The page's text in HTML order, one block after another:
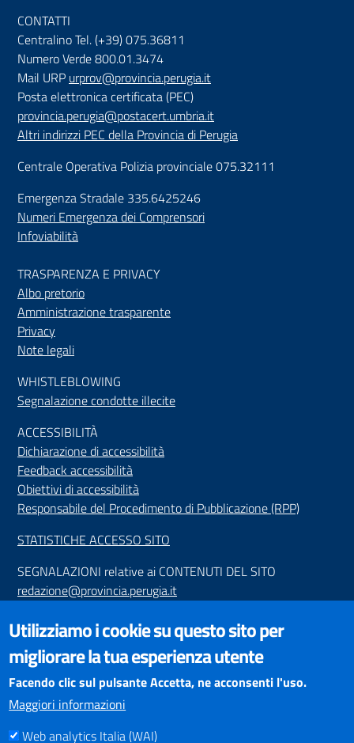
CONTATTI
Centralino Tel. (+39) 075.36811
Numero Verde 800.01.3474
Mail URP urprov@provincia.perugia.it
Posta elettronica certificata (PEC)
provincia.perugia@postacert.umbria.it
Altri indirizzi PEC della Provincia di Perugia
Centrale Operativa Polizia provinciale 075.32111
Emergenza Stradale 335.6425246
Numeri Emergenza dei Comprensori
Infoviabilità
TRASPARENZA E PRIVACY
Albo pretorio
Amministrazione trasparente
Privacy
Note legali
WHISTLEBLOWING
Segnalazione condotte illecite
ACCESSIBILITÀ
Dichiarazione di accessibilità
Feedback accessibilità
Obiettivi di accessibilità
Responsabile del Procedimento di Pubblicazione (RPP)
STATISTICHE ACCESSO SITO
SEGNALAZIONI relative ai CONTENUTI DEL SITO
redazione@provincia.perugia.it
VISUALIZZAZIONE CONTENUTI
Il sito internet della Provincia di Perugia è ottimizzato per
essere visualizzato dai principali browser aggiornati. L'uso di
browser non aggiornati può creare problemi di visualizzazione
dei contenuti.
PAGAMENTI
Utilizziamo i cookie su questo sito per
migliorare la tua esperienza utente
Facendo clic sul pulsante Accetta, ne acconsenti l'uso.
Maggiori informazioni
Web analytics Italia (WAI)